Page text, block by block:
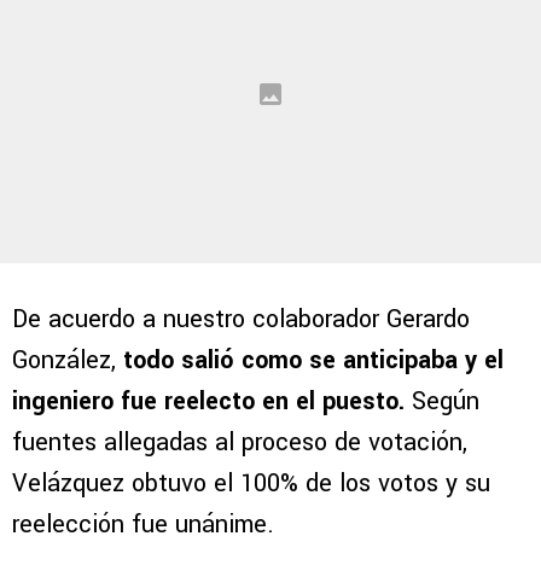
De acuerdo a nuestro colaborador Gerardo
González, todo salió como se anticipaba y el
ingeniero fue reelecto en el puesto. Según
fuentes allegadas al proceso de votación,
Velázquez obtuvo el 100% de los votos y su
reelección fue unánime.